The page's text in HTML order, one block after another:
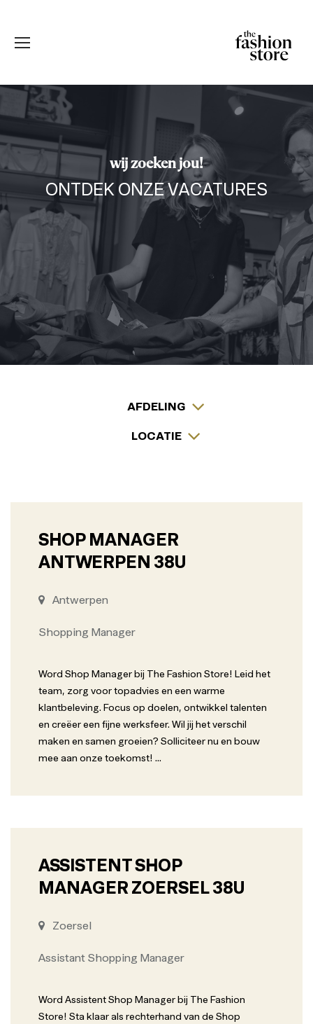
wij zoeken jou!
ONTDEK ONZE VACATURES
AFDELING
LOCATIE
SHOP MANAGER
ANTWERPEN 38U
Antwerpen
Shopping Manager
Word Shop Manager bij The Fashion Store! Leid het
team, zorg voor topadvies en een warme
klantbeleving. Focus op doelen, ontwikkel talenten
en creëer een fijne werksfeer. Wil jij het verschil
maken en samen groeien? Solliciteer nu en bouw
mee aan onze toekomst! ...
ASSISTENT SHOP
MANAGER ZOERSEL 38U
Zoersel
Assistant Shopping Manager
Word Assistent Shop Manager bij The Fashion
Store! Sta klaar als rechterhand van de Shop